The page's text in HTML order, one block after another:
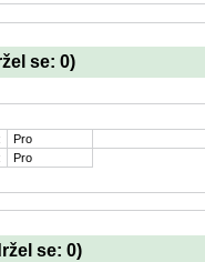
se: 0)
Pro
Pro
se: 0)